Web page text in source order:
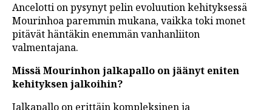
Ancelotti on pysynyt pelin evoluution kehityksessä
Mourinhoa paremmin mukana, vaikka toki monet
pitävät häntäkin enemmän vanhanliiton
valmentajana.
Missä Mourinhon jalkapallo on jäänyt eniten
kehityksen jalkoihin?
Jalkapallo on erittäin kompleksinen ja